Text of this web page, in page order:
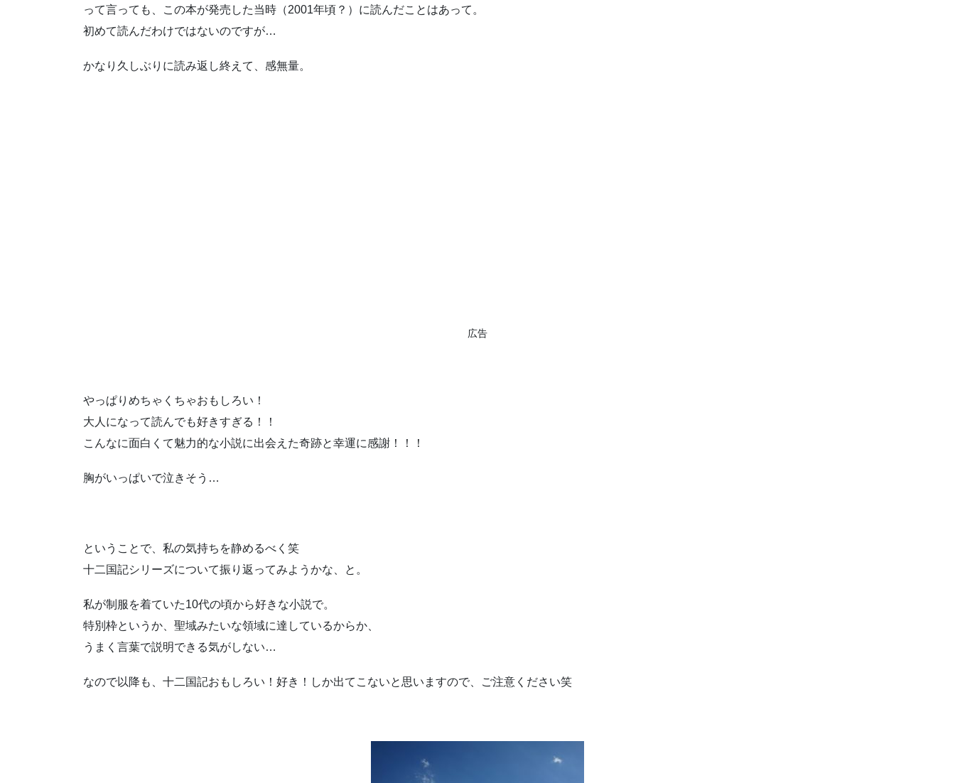
って言っても、この本が発売した当時（2001年頃？）に読んだことはあって。
初めて読んだわけではないのですが…
かなり久しぶりに読み返し終えて、感無量。
広告
やっぱりめちゃくちゃおもしろい！
大人になって読んでも好きすぎる！！
こんなに面白くて魅力的な小説に出会えた奇跡と幸運に感謝！！！
胸がいっぱいで泣きそう…
ということで、私の気持ちを静めるべく笑
十二国記シリーズについて振り返ってみようかな、と。
私が制服を着ていた10代の頃から好きな小説で。
特別枠というか、聖域みたいな領域に達しているからか、
うまく言葉で説明できる気がしない…
なので以降も、十二国記おもしろい！好き！しか出てこないと思いますので、ご注意ください笑